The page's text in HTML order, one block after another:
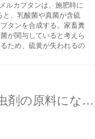
ルカプタンは、施肥時に
、乳酸菌や真菌が含硫
タンを合成する。家畜糞
が関与していると考えら
ため、硫黄が失われるの
排出直後の糞中には殺虫剤の原料になりそうな臭気化合物が含まれている